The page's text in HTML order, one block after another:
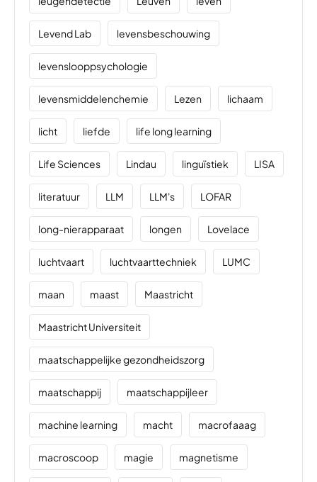
Levend Lab levensbeschouwing
levenslooppsychologie
levensmiddelenchemie Lezen lichaam
licht liefde life long learning
Life Sciences Lindau linguïstiek LISA
literatuur LLM LLM's LOFAR
long-nierapparaat longen Lovelace
luchtvaart luchtvaarttechniek LUMC
maan maast Maastricht
Maastricht Universiteit
maatschappelijke gezondheidszorg
maatschappij maatschappijleer
machine learning macht macrofaaag
macroscoop magie magnetisme